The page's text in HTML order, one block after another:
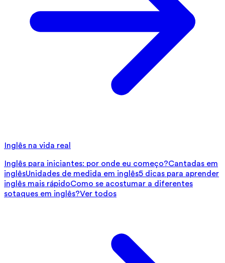
Inglês na vida real
Inglês para iniciantes: por onde eu começo?Cantadas em
inglêsUnidades de medida em inglês5 dicas para aprender
inglês mais rápidoComo se acostumar a diferentes
sotaques em inglês?Ver todos